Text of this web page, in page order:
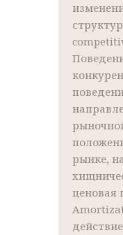
рынке,
ценовая